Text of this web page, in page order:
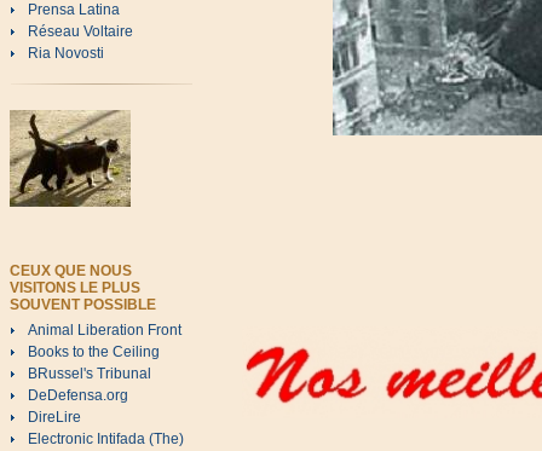
Prensa Latina
Réseau Voltaire
Ria Novosti
CEUX QUE NOUS
VISITONS LE PLUS
SOUVENT POSSIBLE
Animal Liberation Front
Books to the Ceiling
BRussel's Tribunal
DeDefensa.org
DireLire
Electronic Intifada (The)